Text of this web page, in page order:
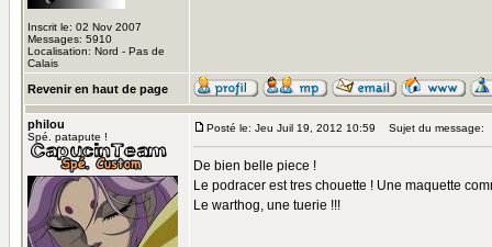
Inscrit le: 02 Nov 2007
Messages: 5910
Localisation: Nord - Pas de
Calais
Revenir en haut de page
philou
Spé. patapute !
Posté le: Jeu Juil 19, 2012 10:59 Sujet du message:
De bien belle piece !
Le podracer est tres chouette ! Une maquette
Le warthog, une tuerie !!!